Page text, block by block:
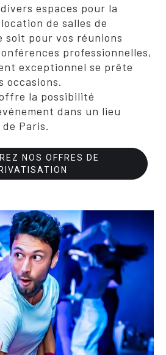
espaces pour la
de salles de
soit pour vos réunions
professionnelles,
exceptionnel se prête
occasions.
la possibilité
dans un lieu
Paris.
NOS OFFRES DE